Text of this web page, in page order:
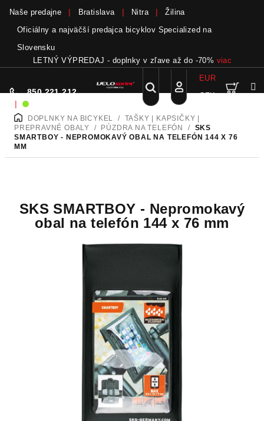
obsah
Naše predajne Bratislava Nitra
Žilina
Oficiálny a najväčší predajca bicyklov Specialized na
Slovensku
LETNÝ VÝPREDAJ - doplnky v zľave až do -70% viac
850 221 212
|
Hľadať
Prihlásenie
EUR
CZK
DOMOVDOPLNKY NA BICYKEL / TAŠKY | KAPSIČKY |
PREPRAVNÉ OBALY
/ PÚZDRA NA TELEFÓN / SKS
SMARTBOY - NEPROMOKAVÝ OBAL NA TELEFÓN 144 X 76
MM
SKS SMARTBOY - Nepromokavý
obal na telefón 144 x 76 mm